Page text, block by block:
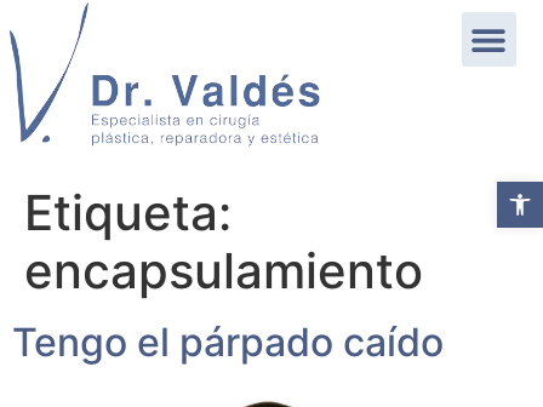
Etiqueta:
encapsulamiento
Tengo el párpado caído
Abrir